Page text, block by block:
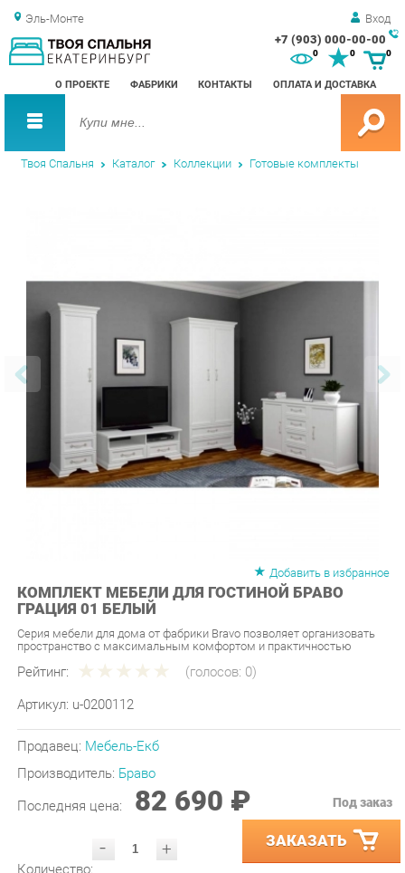
Эль-Монте Вход
+7 (903) 000-00-00
О ПРОЕКТЕ ФАБРИКИ КОНТАКТЫ ОПЛАТА И ДОСТАВКА
0 0
Твоя Спальня Каталог Коллекции Готовые комплекты
КОМПЛЕКТ МЕБЕЛИ ДЛЯ ГОСТИНОЙ БРАВО
ГРАЦИЯ 01 БЕЛЫЙ
Серия мебели для дома от фабрики Bravo позволяет организовать
пространство с максимальным комфортом и практичностью
Рейтинг: (голосов:0)
Артикул: u-0200112
Продавец:
Производитель:Браво
Последняя цена: 82 690 ₽
- + ЗАКАЗАТЬ
УТОЧНИТЬ НАЛИЧИЕ